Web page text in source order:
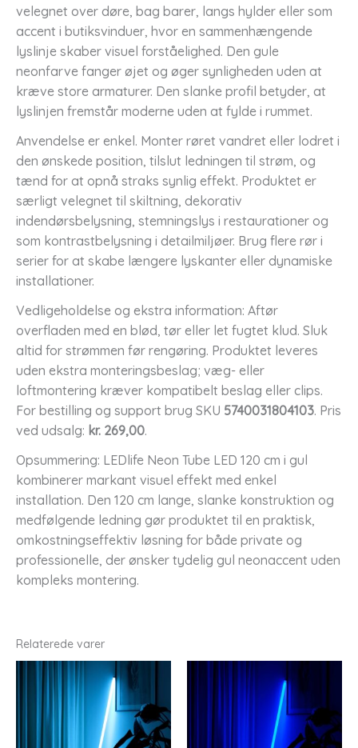
velegnet over døre, bag barer, langs hylder eller som
accent i butiksvinduer, hvor en sammenhængende
lyslinje skaber visuel forståelighed. Den gule
neonfarve fanger øjet og øger synligheden uden at
kræve store armaturer. Den slanke profil betyder, at
lyslinjen fremstår moderne uden at fylde i rummet.
Anvendelse er enkel. Monter røret vandret eller lodret i
den ønskede position, tilslut ledningen til strøm, og
tænd for at opnå straks synlig effekt. Produktet er
særligt velegnet til skiltning, dekorativ
indendørsbelysning, stemningslys i restaurationer og
som kontrastbelysning i detailmiljøer. Brug flere rør i
serier for at skabe længere lyskanter eller dynamiske
installationer.
Vedligeholdelse og ekstra information: Aftør
overfladen med en blød, tør eller let fugtet klud. Sluk
altid for strømmen før rengøring. Produktet leveres
uden ekstra monteringsbeslag; væg- eller
loftmontering kræver kompatibelt beslag eller clips.
For bestilling og support brug SKU 5740031804103. Pris
ved udsalg: kr. 269,00.
Opsummering: LEDlife Neon Tube LED 120 cm i gul
kombinerer markant visuel effekt med enkel
installation. Den 120 cm lange, slanke konstruktion og
medfølgende ledning gør produktet til en praktisk,
omkostningseffektiv løsning for både private og
professionelle, der ønsker tydelig gul neonaccent uden
kompleks montering.
Relaterede varer